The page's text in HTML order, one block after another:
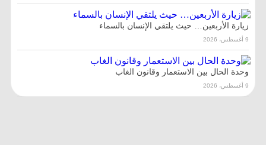
زيارة الأربعين… حيث يلتقي الإنسان بالسماء
9 أغسطس، 2026
وحدة الحال بين الاستعمار وقانون الغاب
9 أغسطس، 2026